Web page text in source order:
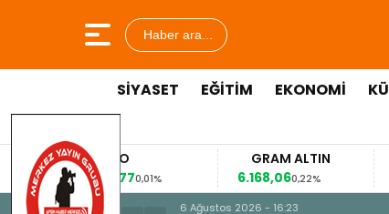
Haber ara...
SİYASET EĞİTİM EKONOMİ
EURO
0,01%
GRAM ALTIN
6.168,06
0,22%
FAİZ
42,31
-0,35%
6 Ağustos 2026 - 16:23